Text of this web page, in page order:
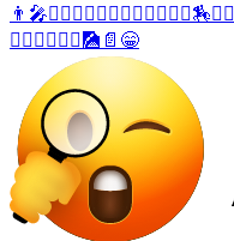
👨‍🎤💂‍♀️ 🦸‍♀️ 🧚‍♂️ 🧛‍♂️ 🧟‍♀️ 🏃‍♂️🏇🏄‍♂️
⛹️‍♂️ 🏋️‍♂️ 🚵‍♂️ 🎑 📄 😁